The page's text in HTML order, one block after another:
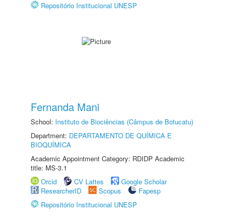
Repositório Institucional UNESP
Fernanda Mani
School: Instituto de Biociências (Câmpus de Botucatu)
Department: DEPARTAMENTO DE QUÍMICA E
BIOQUÍMICA
Academic Appointment Category: RDIDP Academic
title: MS-3.1
Orcid
CV Lattes
Google Scholar
ResearcherID
Scopus
Fapesp
Repositório Institucional UNESP